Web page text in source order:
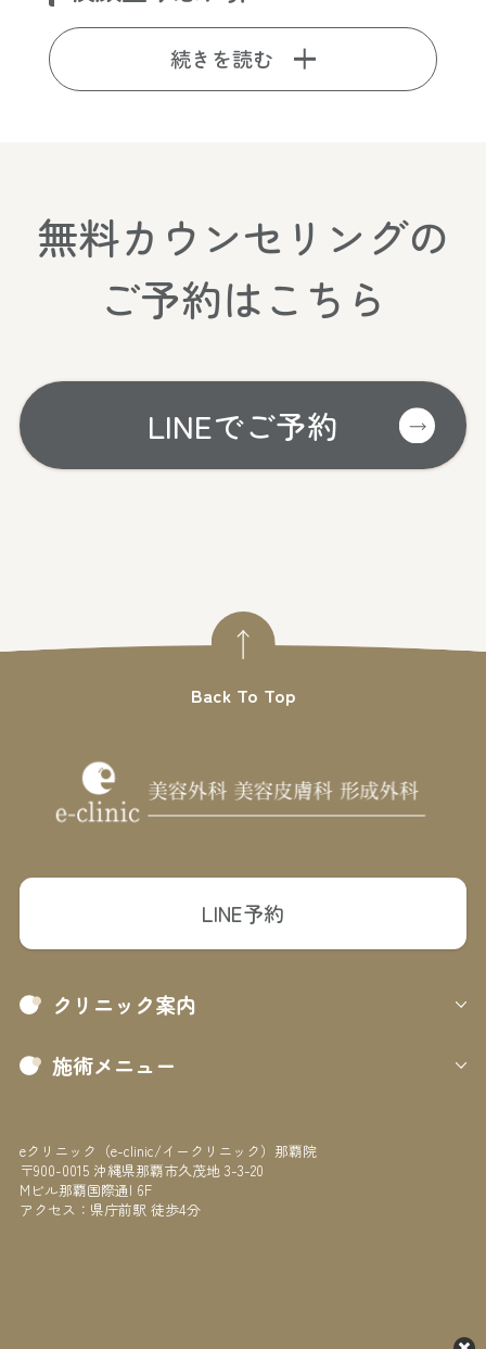
続きを読む
無料カウンセリングの
ご予約はこちら
LINEでご予約
LINE予約
クリニック案内
施術メニュー
eクリニック（e-clinic/イークリニック）那覇院
〒900-0015 沖縄県那覇市久茂地 3-3-20
Mビル那覇国際通I 6F
アクセス：県庁前駅 徒歩4分
Back To Top